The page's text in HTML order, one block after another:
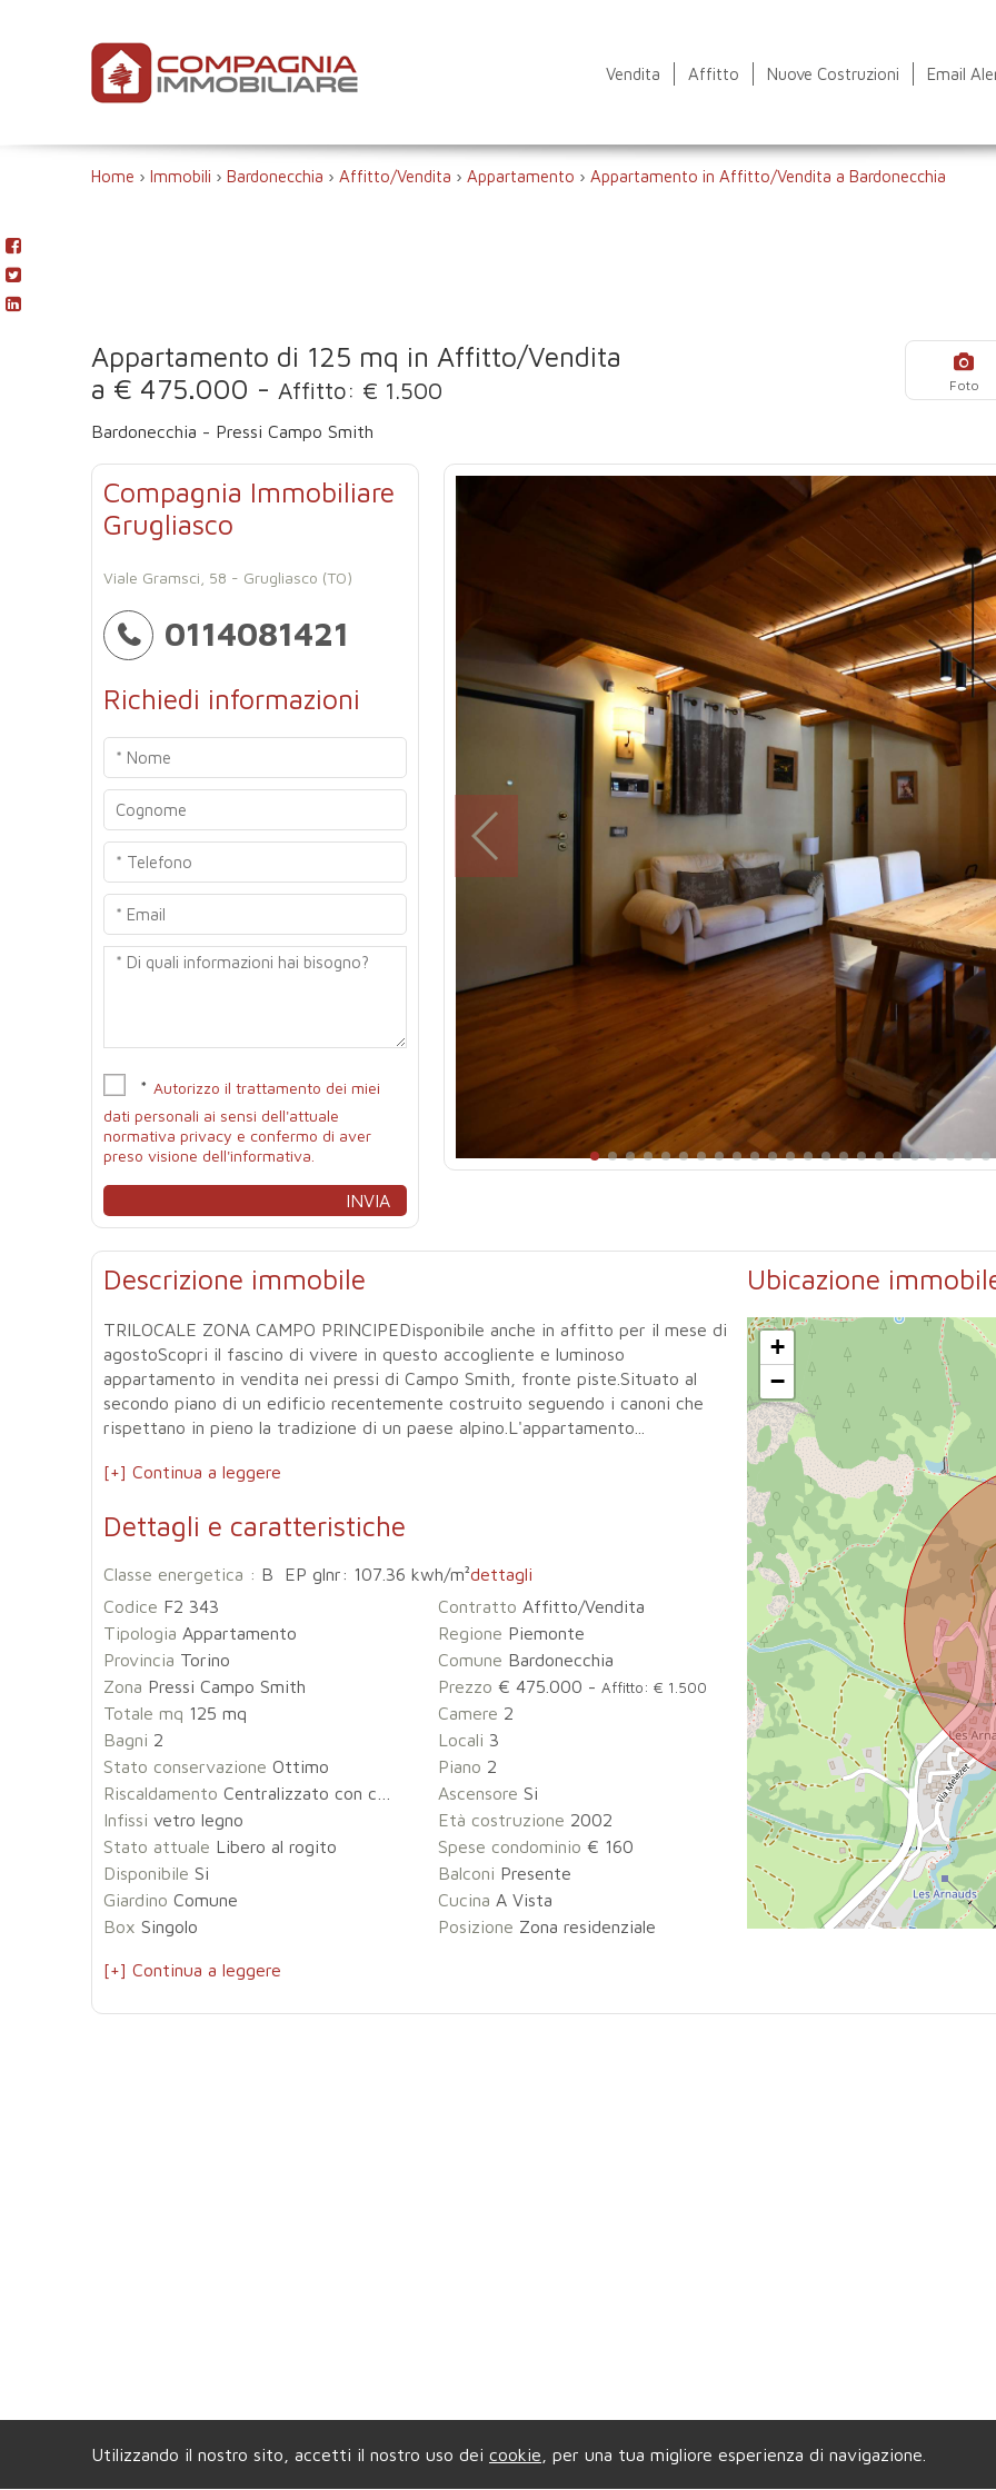
Vendita Affitto Nuove Costruzioni Email
Home › Immobili › Bardonecchia › Affitto/Vendita › Appartamento › Appartamento in Affitto/Vendita a Bardonecchia
Appartamento di 125 mq in Affitto/Vendita
a € 475.000 - Affitto: € 1.500
Bardonecchia - Pressi Campo Smith
Foto
Compagnia Immobiliare
Grugliasco
Viale Gramsci, 58 - Grugliasco (TO)
0114081421
Richiedi informazioni
* Autorizzo il trattamento dei miei
dati personali ai sensi dell'attuale
normativa privacy e confermo di aver
preso visione dell'informativa.
Descrizione immobile
TRILOCALE ZONA CAMPO PRINCIPEDisponibile anche in affitto per il mese di
agostoScopri il fascino di vivere in questo accogliente e luminoso
appartamento in vendita nei pressi di Campo Smith, fronte piste.Situato al
secondo piano di un edificio recentemente costruito seguendo i canoni che
rispettano in pieno la tradizione di un paese alpino.L'appartamento...
[+] Continua a leggere
Dettagli e caratteristiche
Classe energetica : B EP glnr: 107.36 kwh/m²dettagli
Codice F2 343 Contratto Affitto/Vendita
Tipologia Appartamento Regione Piemonte
Provincia Torino Comune Bardonecchia
Zona Pressi Campo Smith Prezzo € 475.000 - Affitto: € 1.500
Totale mq 125 mq Camere 2
Bagni 2 Locali 3
Stato conservazione Ottimo Piano 2
Riscaldamento Centralizzato con contabilizzatore di calore Ascensore Si
Infissi vetro legno Età costruzione 2002
Stato attuale Libero al rogito Spese condominio € 160
Disponibile Si Balconi Presente
Giardino Comune Cucina A Vista
Box Singolo Posizione Zona residenziale
[+] Continua a leggere
Ubicazione
+
−
Utilizzando il nostro sito, accetti il nostro uso dei cookie , per una tua migliore esperienza di navigazione.